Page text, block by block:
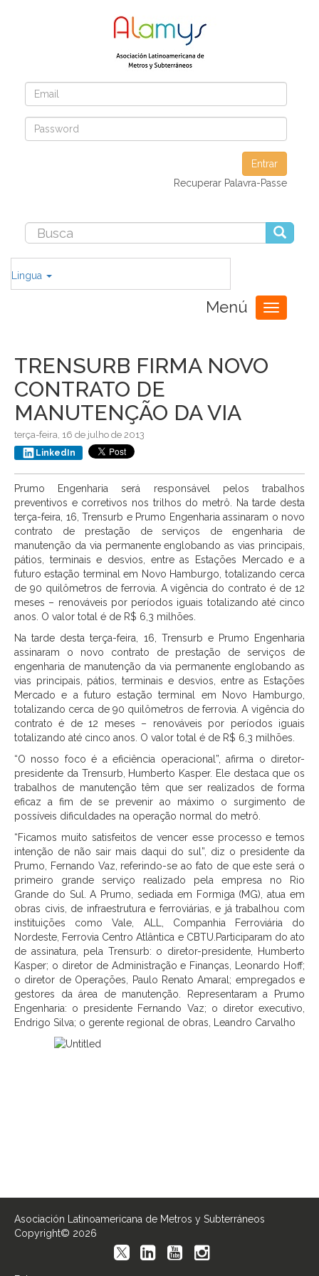
Entrar
Recuperar Palavra-Passe
Lingua
Menú
Toggle
navigation
TRENSURB FIRMA NOVO
CONTRATO DE
MANUTENÇÃO DA VIA
terça-feira, 16 de julho de 2013
LinkedIn
Prumo Engenharia será responsável pelos trabalhos
preventivos e corretivos nos trilhos do metrô. Na tarde desta
terça-feira, 16, Trensurb e Prumo Engenharia assinaram o novo
contrato de prestação de serviços de engenharia de
manutenção da via permanente englobando as vias principais,
pátios, terminais e desvios, entre as Estações Mercado e a
futuro estação terminal em Novo Hamburgo, totalizando cerca
de 90 quilômetros de ferrovia. A vigência do contrato é de 12
meses – renováveis por períodos iguais totalizando até cinco
anos. O valor total é de R$ 6,3 milhões.
Na tarde desta terça-feira, 16, Trensurb e Prumo Engenharia
assinaram o novo contrato de prestação de serviços de
engenharia de manutenção da via permanente englobando as
vias principais, pátios, terminais e desvios, entre as Estações
Mercado e a futuro estação terminal em Novo Hamburgo,
totalizando cerca de 90 quilômetros de ferrovia. A vigência do
contrato é de 12 meses – renováveis por períodos iguais
totalizando até cinco anos. O valor total é de R$ 6,3 milhões.
“O nosso foco é a eficiência operacional”, afirma o diretor-
presidente da Trensurb, Humberto Kasper. Ele destaca que os
trabalhos de manutenção têm que ser realizados de forma
eficaz a fim de se prevenir ao máximo o surgimento de
possíveis dificuldades na operação normal do metrô.
“Ficamos muito satisfeitos de vencer esse processo e temos
intenção de não sair mais daqui do sul”, diz o presidente da
Prumo, Fernando Vaz, referindo-se ao fato de que este será o
primeiro grande serviço realizado pela empresa no Rio
Grande do Sul. A Prumo, sediada em Formiga (MG), atua em
obras civis, de infraestrutura e ferroviárias, e já trabalhou com
instituições como Vale, ALL, Companhia Ferroviária do
Nordeste, Ferrovia Centro Atlântica e CBTU.Participaram do ato
de assinatura, pela Trensurb: o diretor-presidente, Humberto
Kasper; o diretor de Administração e Finanças, Leonardo Hoff;
o diretor de Operações, Paulo Renato Amaral; empregados e
gestores da área de manutenção. Representaram a Prumo
Engenharia: o presidente Fernando Vaz; o diretor executivo,
Endrigo Silva; o gerente regional de obras, Leandro Carvalho
Asociación Latinoamericana de Metros y Subterráneos
Copyright© 2026